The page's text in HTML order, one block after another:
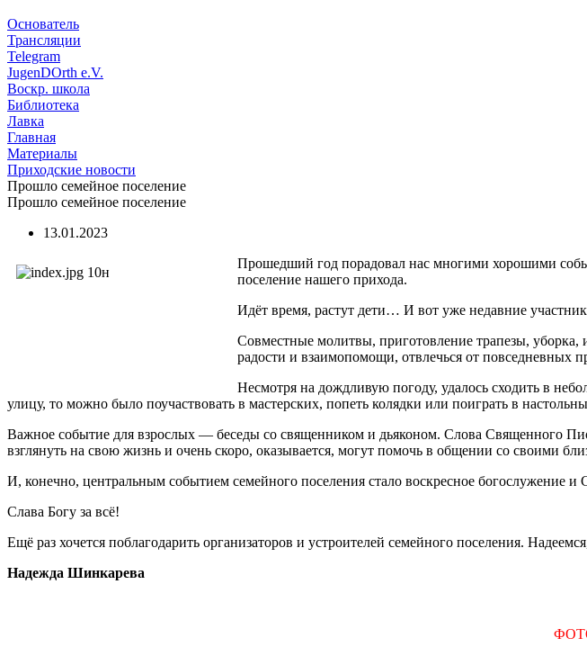
Основатель
Трансляции
Telegram
JugenDOrth e.V.
Воскр. школа
Библиотека
Лавка
Главная
Материалы
Приходские новости
Прошло семейное поселение
Прошло семейное поселение
13.01.2023
Прошедший год порадовал нас многими хорошими
поселение нашего прихода.
Идёт время, растут дети… И вот уже недавние
Совместные молитвы, приготовление трапезы, уборка,
радости и взаимопомощи, отвлечься от повседневных
Несмотря на дождливую погоду, удалось сходить в
улицу, то можно было поучаствовать в мастерских, попеть колядки или поиграть в
Важное событие для взрослых — беседы со священником и дьяконом. Слова Священного
взглянуть на свою жизнь и очень скоро, оказывается, могут помочь в общении со своими
И, конечно, центральным событием семейного поселения стало воскресное богослужение и
Слава Богу за всё!
Ещё раз хочется поблагодарить организаторов и устроителей семейного поселения.
Надежда Шинкарева